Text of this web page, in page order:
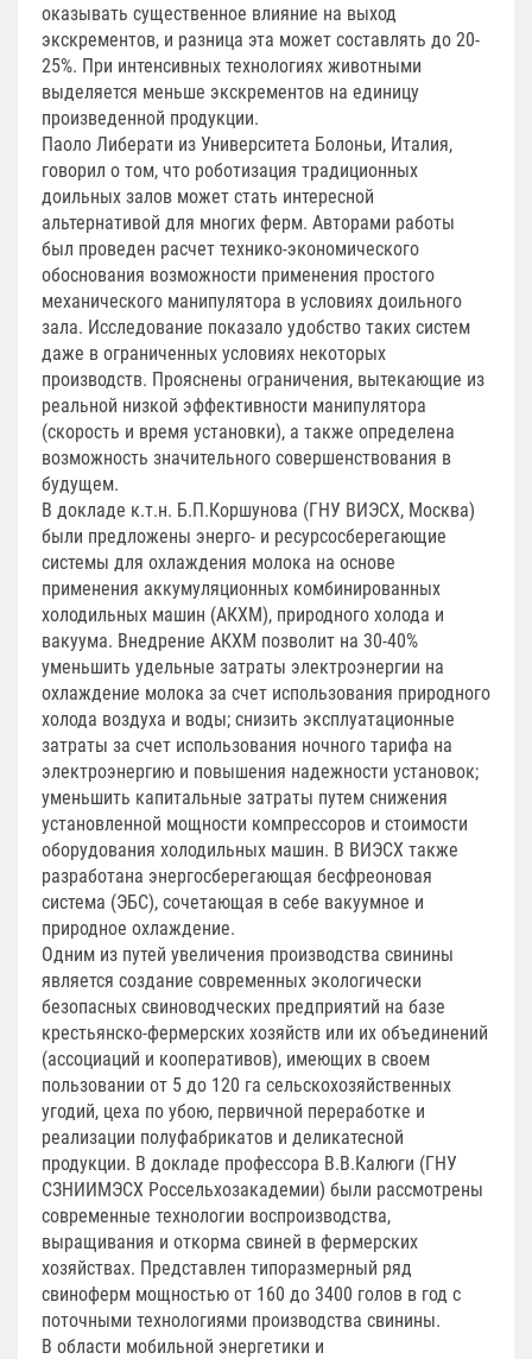
оказывать существенное влияние на выход
экскрементов, и разница эта может составлять до 20-
25%. При интенсивных технологиях животными
выделяется меньше экскрементов на единицу
произведенной продукции.
Паоло Либерати из Университета Болоньи, Италия,
говорил о том, что роботизация традиционных
доильных залов может стать интересной
альтернативой для многих ферм. Авторами работы
был проведен расчет технико-экономического
обоснования возможности применения простого
механического манипулятора в условиях доильного
зала. Исследование показало удобство таких систем
даже в ограниченных условиях некоторых
производств. Прояснены ограничения, вытекающие из
реальной низкой эффективности манипулятора
(скорость и время установки), а также определена
возможность значительного совершенствования в
будущем.
В докладе к.т.н. Б.П.Коршунова (ГНУ ВИЭСХ, Москва)
были предложены энерго- и ресурсосберегающие
системы для охлаждения молока на основе
применения аккумуляционных комбинированных
холодильных машин (АКХМ), природного холода и
вакуума. Внедрение АКХМ позволит на 30-40%
уменьшить удельные затраты электроэнергии на
охлаждение молока за счет использования природного
холода воздуха и воды; снизить эксплуатационные
затраты за счет использования ночного тарифа на
электроэнергию и повышения надежности установок;
уменьшить капитальные затраты путем снижения
установленной мощности компрессоров и стоимости
оборудования холодильных машин. В ВИЭСХ также
разработана энергосберегающая бесфреоновая
система (ЭБС), сочетающая в себе вакуумное и
природное охлаждение.
Одним из путей увеличения производства свинины
является создание современных экологически
безопасных свиноводческих предприятий на базе
крестьянско-фермерских хозяйств или их объединений
(ассоциаций и кооперативов), имеющих в своем
пользовании от 5 до 120 га сельскохозяйственных
угодий, цеха по убою, первичной переработке и
реализации полуфабрикатов и деликатесной
продукции. В докладе профессора В.В.Калюги (ГНУ
СЗНИИМЭСХ Россельхозакадемии) были рассмотрены
современные технологии воспроизводства,
выращивания и откорма свиней в фермерских
хозяйствах. Представлен типоразмерный ряд
свиноферм мощностью от 160 до 3400 голов в год с
поточными технологиями производства свинины.
В области мобильной энергетики и